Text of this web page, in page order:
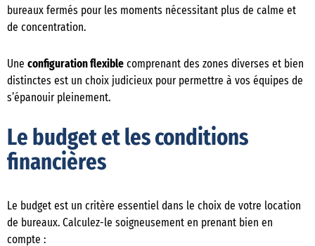
bureaux fermés pour les moments nécessitant plus de calme et
de concentration.
Une configuration flexible comprenant des zones diverses et bien
distinctes est un choix judicieux pour permettre à vos équipes de
s’épanouir pleinement.
Le budget et les conditions
financières
Le budget est un critère essentiel dans le choix de votre location
de bureaux. Calculez-le soigneusement en prenant bien en
compte :